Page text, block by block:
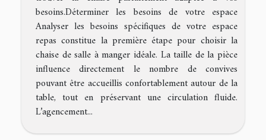
besoins.Déterminer les besoins de votre espace
Analyser les besoins spécifiques de votre espace
repas constitue la première étape pour choisir la
chaise de salle à manger idéale. La taille de la pièce
influence directement le nombre de convives
pouvant être accueillis confortablement autour de la
table, tout en préservant une circulation fluide.
L’agencement...